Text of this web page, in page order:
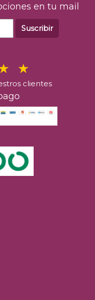
en tu mail
Suscribir
clientes